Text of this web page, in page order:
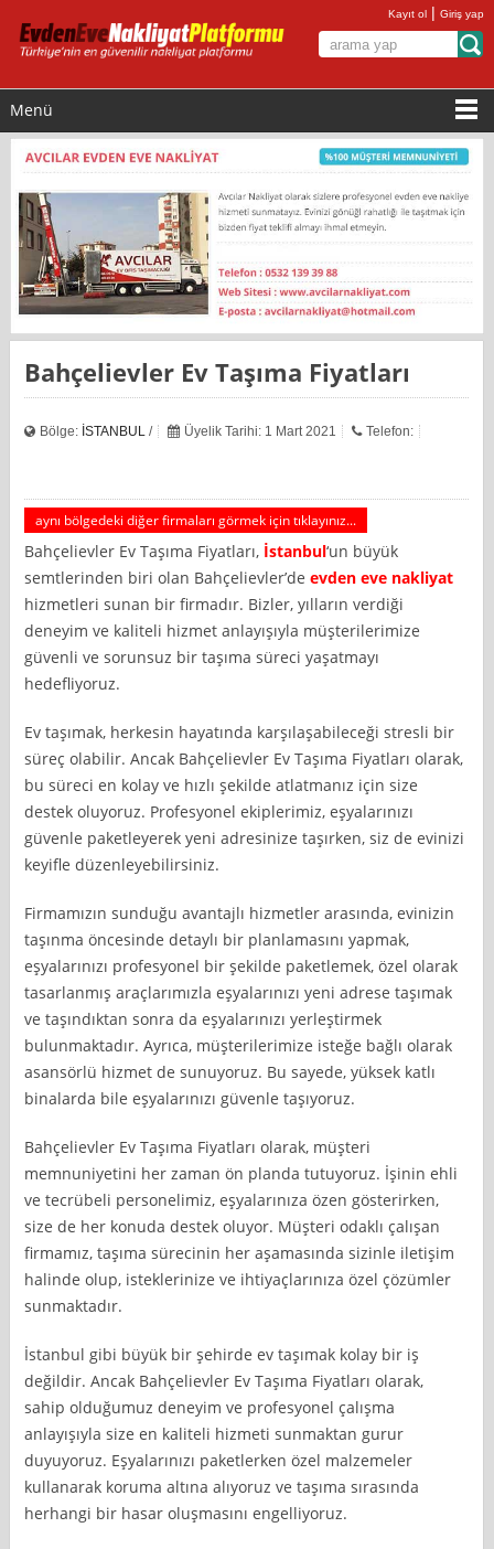
Kayıt ol |Giriş yap
Menü
Bahçelievler Ev Taşıma Fiyatları
Bölge: İSTANBUL / Üyelik Tarihi: 1 Mart 2021 Telefon:
aynı bölgedeki diğer firmaları görmek için tıklayınız...
Bahçelievler Ev Taşıma Fiyatları, İstanbul‘un büyük
semtlerinden biri olan Bahçelievler’deevden eve nakliyat
hizmetleri sunan bir firmadır. Bizler, yılların verdiği
deneyim ve kaliteli hizmet anlayışıyla müşterilerimize
güvenli ve sorunsuz bir taşıma süreci yaşatmayı
hedefliyoruz.
Ev taşımak, herkesin hayatında karşılaşabileceği stresli bir
süreç olabilir. Ancak Bahçelievler Ev Taşıma Fiyatları olarak,
bu süreci en kolay ve hızlı şekilde atlatmanız için size
destek oluyoruz. Profesyonel ekiplerimiz, eşyalarınızı
güvenle paketleyerek yeni adresinize taşırken, siz de evinizi
keyifle düzenleyebilirsiniz.
Firmamızın sunduğu avantajlı hizmetler arasında, evinizin
taşınma öncesinde detaylı bir planlamasını yapmak,
eşyalarınızı profesyonel bir şekilde paketlemek, özel olarak
tasarlanmış araçlarımızla eşyalarınızı yeni adrese taşımak
ve taşındıktan sonra da eşyalarınızı yerleştirmek
bulunmaktadır. Ayrıca, müşterilerimize isteğe bağlı olarak
asansörlü hizmet de sunuyoruz. Bu sayede, yüksek katlı
binalarda bile eşyalarınızı güvenle taşıyoruz.
Bahçelievler Ev Taşıma Fiyatları olarak, müşteri
memnuniyetini her zaman ön planda tutuyoruz. İşinin ehli
ve tecrübeli personelimiz, eşyalarınıza özen gösterirken,
size de her konuda destek oluyor. Müşteri odaklı çalışan
firmamız, taşıma sürecinin her aşamasında sizinle iletişim
halinde olup, isteklerinize ve ihtiyaçlarınıza özel çözümler
sunmaktadır.
İstanbul gibi büyük bir şehirde ev taşımak kolay bir iş
değildir. Ancak Bahçelievler Ev Taşıma Fiyatları olarak,
sahip olduğumuz deneyim ve profesyonel çalışma
anlayışıyla size en kaliteli hizmeti sunmaktan gurur
duyuyoruz. Eşyalarınızı paketlerken özel malzemeler
kullanarak koruma altına alıyoruz ve taşıma sırasında
herhangi bir hasar oluşmasını engelliyoruz.